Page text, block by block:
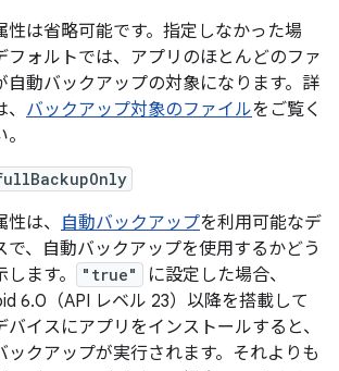
性は省略可能です。指定しなかった場
フォルトでは、アプリのほとんどのファ
自動バックアップの対象になります。詳
バックアップ対象のファイルをご覧く
性は、 自動バックアップを利用可能なデ
で、自動バックアップを使用するかどう
ます。
"true"
に設定した場合、
6.0（API レベル 23）以降を搭載して
バイスにアプリをインストールすると、
ックアップが実行されます。それよりも